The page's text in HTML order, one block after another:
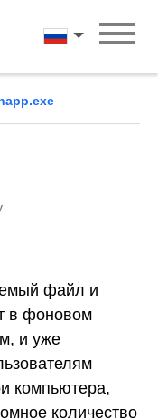
Русский
файл и
в фоновом
и уже
компьютера,
количество